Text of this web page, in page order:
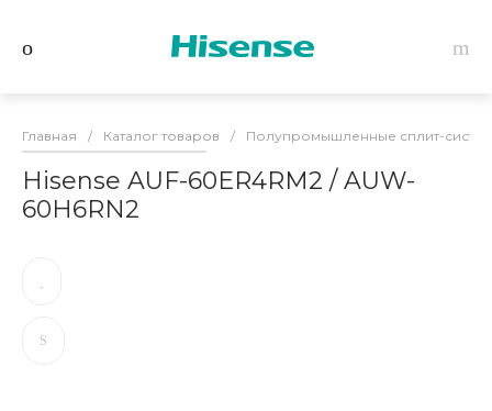
Главная / Каталог товаров / Полупромышленные сплит-
Hisense AUF-60ER4RM2 / AUW-
60H6RN2